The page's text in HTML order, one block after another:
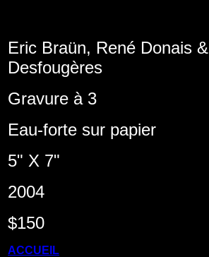
Eric Braün, René Donais &
Desfougères
Gravure à 3
Eau-forte sur papier
5" X 7"
2004
$150
ACCUEIL